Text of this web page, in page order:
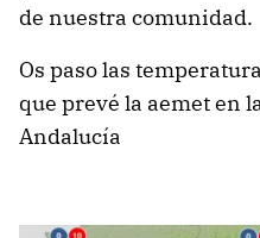
de nuestra comunidad.
Os paso las
que prevé la aemet en
Andalucía